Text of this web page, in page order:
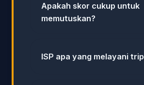
Apakah skor cukup untuk
memutuskan?
ISP apa yang melayani